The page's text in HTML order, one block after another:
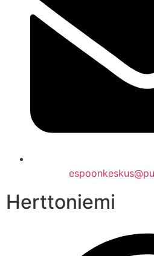
Herttoniemi